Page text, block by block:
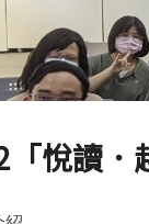
「悅讀．